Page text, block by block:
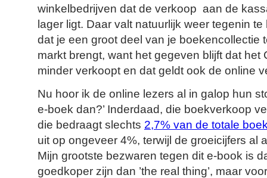
winkelbedrijven dat de verkoop aan de
lager ligt. Daar valt natuurlijk weer tegenin
dat je een groot deel van je boekencollectie
markt brengt, want het gegeven blijft dat het
minder verkoopt en dat geldt ook de online
Nu hoor ik de online lezers al in galop hun
e-boek dan?’ Inderdaad, die boekverkoop
die bedraagt slechts 2,7% van de totale
uit op ongeveer 4%, terwijl de groeicijfers al
Mijn grootste bezwaren tegen dit e-book is
goedkoper zijn dan ’the real thing’, maar